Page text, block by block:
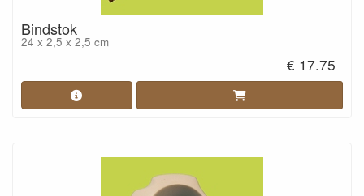
Bindstok
24 x 2,5 x 2,5 cm
€ 17.75